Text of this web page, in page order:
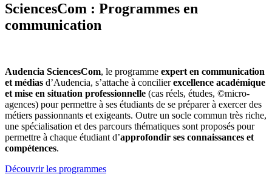
SciencesCom : Programmes en
communication
Audencia SciencesCom, le programme expert en communication
et médias d’Audencia, s’attache à concilierexcellence académique
et mise en situation professionnelle (cas réels, études, ©micro-
agences) pour permettre à ses étudiants de se préparer à exercer des
métiers passionnants et exigeants. Outre un socle commun très riche,
une spécialisation et des parcours thématiques sont proposés pour
permettre à chaque étudiant d’approfondir ses connaissances et
compétences.
Découvrir les programmes